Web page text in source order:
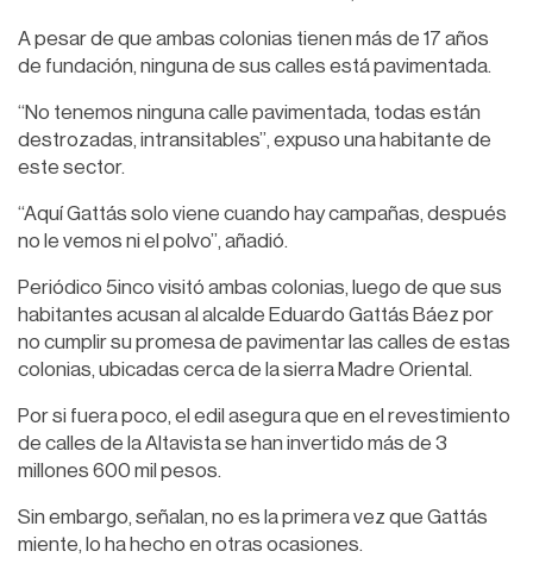
A pesar de que ambas colonias tienen más de 17 años
de fundación, ninguna de sus calles está pavimentada.
“No tenemos ninguna calle pavimentada, todas están
destrozadas, intransitables”, expuso una habitante de
este sector.
“Aquí Gattás solo viene cuando hay campañas, después
no le vemos ni el polvo”, añadió.
Periódico 5inco visitó ambas colonias, luego de que sus
habitantes acusan al alcalde Eduardo Gattás Báez por
no cumplir su promesa de pavimentar las calles de estas
colonias, ubicadas cerca de la sierra Madre Oriental.
Por si fuera poco, el edil asegura que en el revestimiento
de calles de la Altavista se han invertido más de 3
millones 600 mil pesos.
Sin embargo, señalan, no es la primera vez que Gattás
miente, lo ha hecho en otras ocasiones.